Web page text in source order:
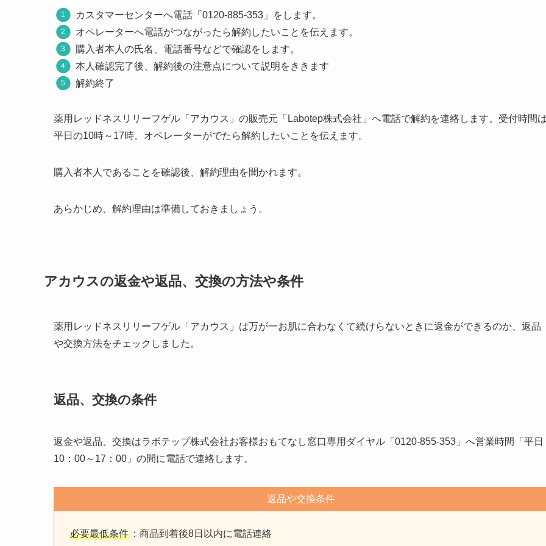
カスタマーセンターへ電話「0120-885-353」をします。
オペレーターへ電話がつながったら解約したいことを伝えます。
購入者本人の氏名、電話番号などで確認をします。
本人確認完了後、解約後の注意点について説明をききます
解約終了
薬用レッドネスリリーフゲル「アカウス」の販売元「Labotep株式会社」へ電話で解約を連絡します。受付時間
平日の10時～17時。オペレーターがでたら解約したいことを伝えます。
購入者本人であることを確認後、解約理由を聞かれます。
あらかじめ、解約理由は準備しておきましょう。
アカウスの返金や返品、交換の方法や条件
薬用レッドネスリリーフゲル「アカウス」は万が一お肌に合わなくて続けらないときに返金ができるのか、返品
や交換方法をチェックしました。
返品、交換の条件
返金や返品、交換はラボテップ株式会社お客様おもてなし窓口専用ダイヤル「0120-855-353」へ営業時間「平日
10：00～17：00」の間に電話で連絡します。
返品や交換条件
必要最低条件 ：商品到着後8日以内に電話連絡